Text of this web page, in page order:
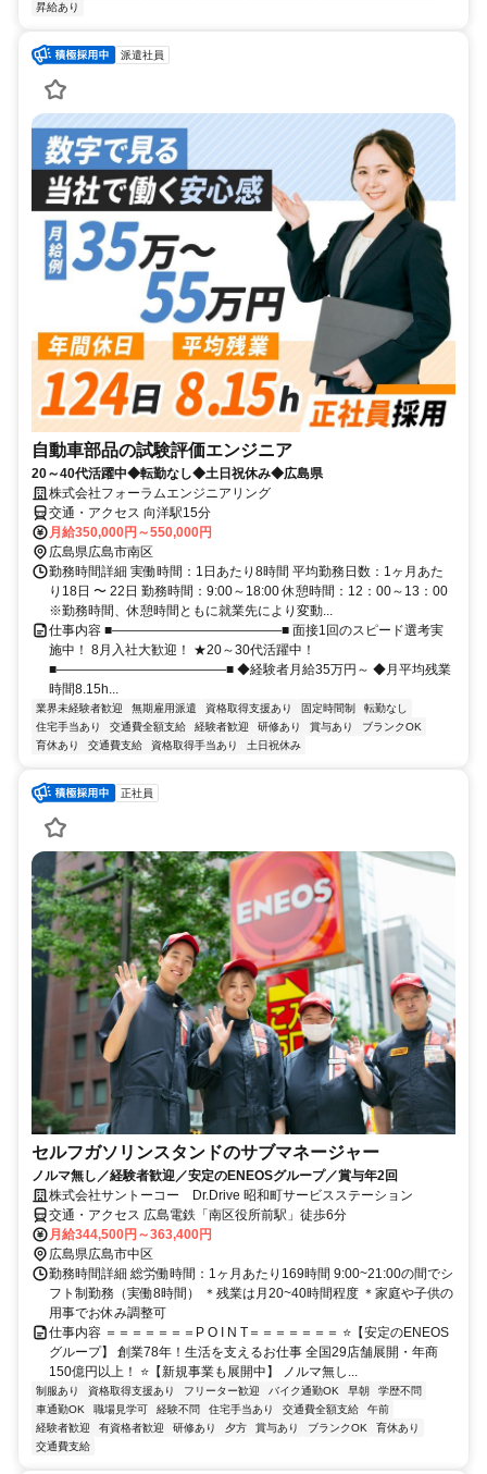
昇給あり
派遣社員
自動車部品の試験評価エンジニア
20～40代活躍中◆転勤なし◆土日祝休み◆広島県
株式会社フォーラムエンジニアリング
交通・アクセス 向洋駅15分
月給350,000円～550,000円
広島県広島市南区
勤務時間詳細 実働時間：1日あたり8時間 平均勤務日数：1ヶ月あた
り18日 〜 22日 勤務時間：9:00～18:00 休憩時間：12：00～13：00
※勤務時間、休憩時間ともに就業先により変動...
仕事内容 ■―――――――――――――■ 面接1回のスピード選考実
施中！ 8月入社大歓迎！ ★20～30代活躍中！
■―――――――――――――■ ◆経験者月給35万円～ ◆月平均残業
時間8.15h...
業界未経験者歓迎 無期雇用派遣 資格取得支援あり 固定時間制
転勤なし
住宅手当あり
交通費全額支給 経験者歓迎 研修あり 賞与あり
ブランクOK
育休あり
交通費支給 資格取得手当あり 土日祝休み
正社員
セルフガソリンスタンドのサブマネージャー
ノルマ無し／経験者歓迎／安定のENEOSグループ／賞与年2回
株式会社サントーコー Dr.Drive 昭和町サービスステーション
交通・アクセス 広島電鉄「南区役所前駅」徒歩6分
月給344,500円～363,400円
広島県広島市中区
勤務時間詳細 総労働時間：1ヶ月あたり169時間 9:00~21:00の間でシ
フト制勤務（実働8時間） ＊残業は月20~40時間程度 ＊家庭や子供の
用事でお休み調整可
仕事内容 ＝＝＝＝＝＝＝P O I N T＝＝＝＝＝＝＝ ⭐【安定のENEOS
グループ】 創業78年！生活を支えるお仕事 全国29店舗展開・年商
150億円以上！ ⭐【新規事業も展開中】 ノルマ無し...
制服あり 資格取得支援あり フリーター歓迎 バイク通勤OK 早朝
学歴不問
車通勤OK
職場見学可 経験不問 住宅手当あり 交通費全額支給
午前
経験者歓迎
有資格者歓迎 研修あり 夕方 賞与あり ブランクOK
育休あり
交通費支給